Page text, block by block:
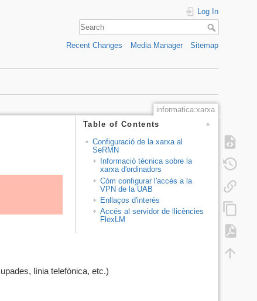
Log In
Recent Changes Media Manager Sitemap
informatica:xarxa
Table of Contents
Configuració de la xarxa al
SeRMN
Informació tècnica sobre la
xarxa d'ordinadors
Cóm configurar l'accés a la
VPN de la UAB
Enllaços d'interès
Accés al servidor de llicències
FlexLM
línia telefònica, etc.)